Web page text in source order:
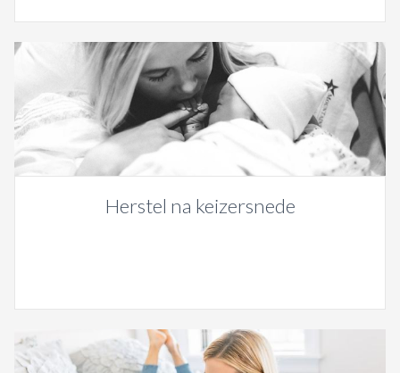
Herstel na keizersnede